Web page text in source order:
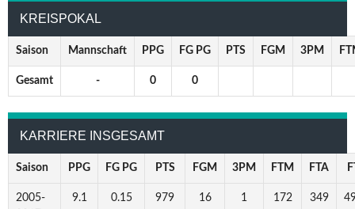
KREISPOKAL
Saison Mannschaft PPG FG PG PTS FGM 3PM
Gesamt - 0 0
KARRIERE INSGESAMT
Saison PPG FG PG PTS FGM 3PM FTM FTA
2005-
9.1 0.15 979 16 1 172 349